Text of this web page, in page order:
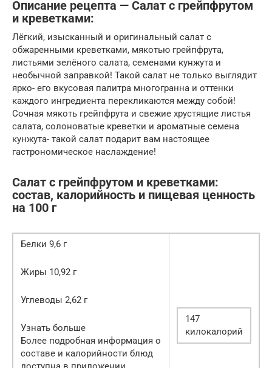
Описание рецепта — Салат с грейпфрутом
и креветками:
Лёгкий, изысканный и оригинальный салат с
обжаренными креветками, мякотью грейпфрута,
листьями зелёного салата, семенами кунжута и
необычной заправкой! Такой салат не только выглядит
ярко- его вкусовая палитра многогранна и оттенки
каждого ингредиента перекликаются между собой!
Сочная мякоть грейпфрута и свежие хрустящие листья
салата, солоноватые креветки и ароматные семена
кунжута- такой салат подарит вам настоящее
гастрономическое наслаждение!
Салат с грейпфрутом и креветками:
состав, калорийность и пищевая ценность
на 100 г
Белки 9,6 г
Жиры 10,92 г
Углеводы 2,62 г
Узнать больше
Более подробная информация о
составе и калорийности блюд
147
килокалорий